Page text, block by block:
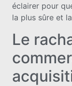
éclairer pour
la plus sûre et
Le